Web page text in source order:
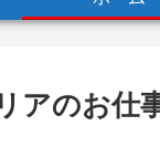
アのお仕